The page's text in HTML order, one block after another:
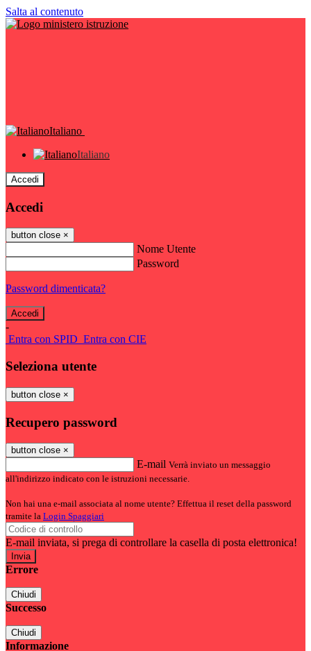
Salta al contenuto
Italiano
Italiano
Accedi
Accedi
button close ×
Nome Utente
Password
Password dimenticata?
-
Entra con SPID Entra con CIE
Seleziona utente
button close ×
Recupero password
button close ×
E-mail Verrà inviato un messaggio
all'indirizzo indicato con le istruzioni necessarie.
Non hai una e-mail associata al nome utente? Effettua il reset della password
tramite la Login Spaggiari
E-mail inviata, si prega di controllare la casella di posta elettronica!
Errore
Chiudi
Successo
Chiudi
Informazione